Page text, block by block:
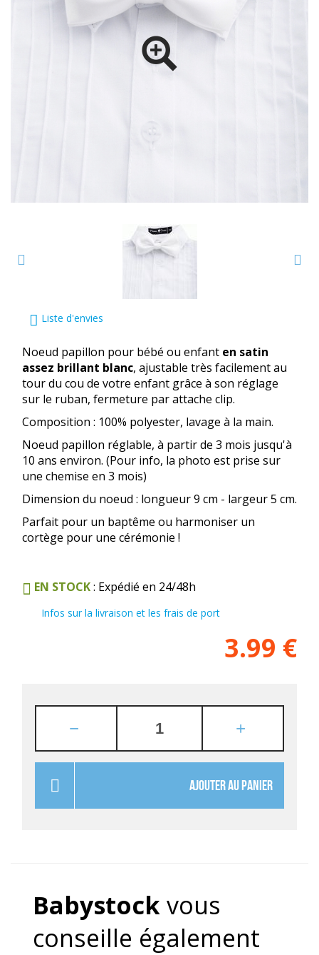
Liste d'envies
Noeud papillon pour bébé ou enfant en satin
assez brillant blanc, ajustable très facilement au
tour du cou de votre enfant grâce à son réglage
sur le ruban, fermeture par attache clip.
Composition : 100% polyester, lavage à la main.
Noeud papillon réglable, à partir de 3 mois jusqu'à
10 ans environ. (Pour info, la photo est prise sur
une chemise en 3 mois)
Dimension du noeud : longueur 9 cm - largeur 5 cm.
Parfait pour un baptême ou harmoniser un
cortège pour une cérémonie !
EN STOCK: Expédié en 24/48h
Infos sur la livraison et les frais de port
3.99 €
AJOUTER AU PANIER
Babystockvous
conseille également